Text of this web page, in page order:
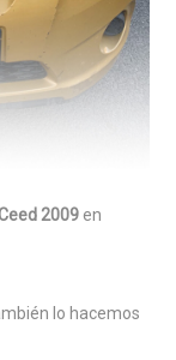
2009 en
lo hacemos